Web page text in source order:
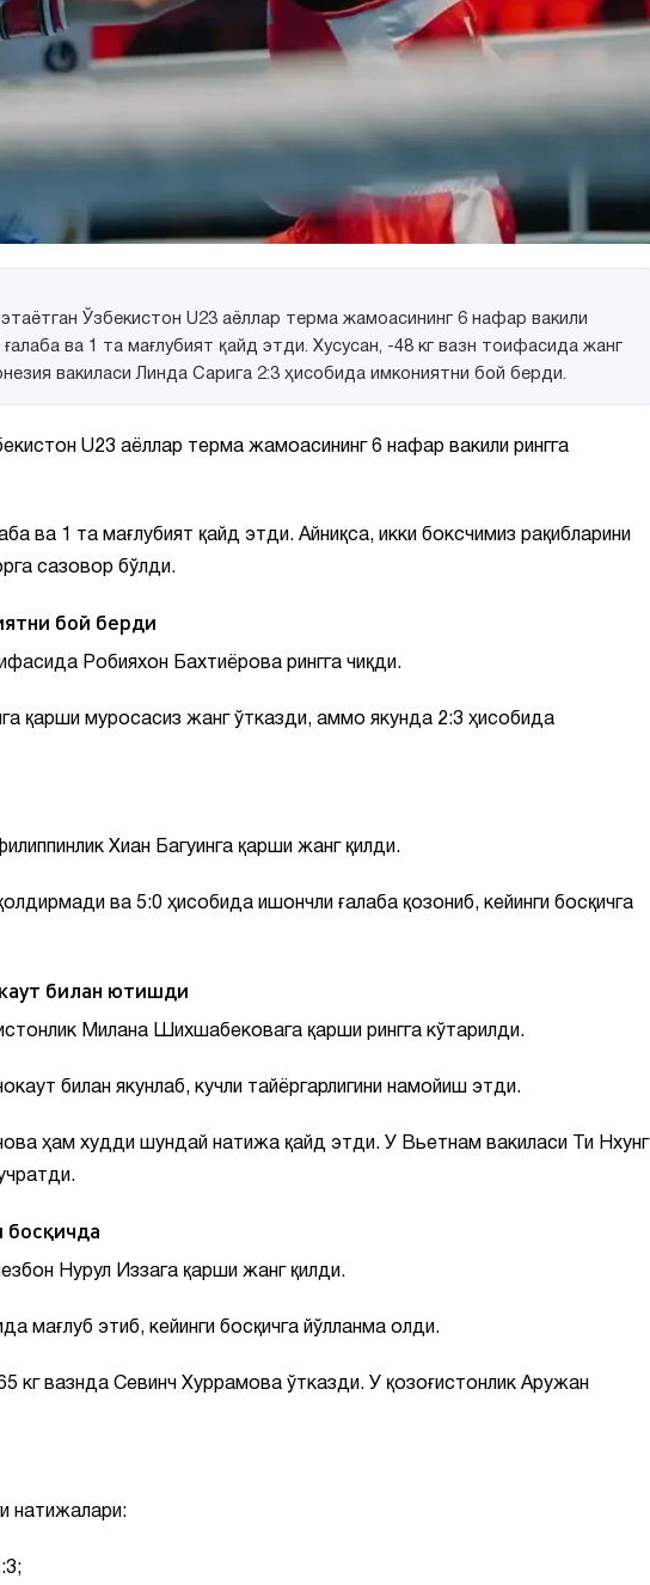
Ўзбекистон U23 аёллар терма жамоасининг 6 нафар вакили
ғалаба ва 1 та мағлубият қайд этди. Хусусан, -48 кг вазн тоифасида жанг
вакиласи Линда Сарига 2:3 ҳисобида имкониятни бой берди.
U23 аёллар терма жамоасининг 6 нафар вакили рингга
ва 1 та мағлубият қайд этди. Айниқса, икки боксчимиз рақибларини
сазовор бўлди.
бой берди
Робияхон Бахтиёрова рингга чиқди.
қарши муросасиз жанг ўтказди, аммо якунда 2:3 ҳисобида
Хиан Багуинга қарши жанг қилди.
ва 5:0 ҳисобида ишончли ғалаба қозониб, кейинги босқичга
билан ютишди
Милана Шихшабековага қарши рингга кўтарилди.
билан якунлаб, кучли тайёргарлигини намойиш этди.
ҳам худди шундай натижа қайд этди. У Вьетнам вакиласи Ти Нхунг
босқичда
Нурул Иззага қарши жанг қилди.
мағлуб этиб, кейинги босқичга йўлланма олди.
кг вазнда Севинч Хуррамова ўтказди. У қозоғистонлик Аружан
натижалари: